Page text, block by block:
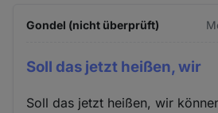
Gondel (nicht überprüft)
Soll das jetzt heißen, wir
Soll das jetzt heißen, wir